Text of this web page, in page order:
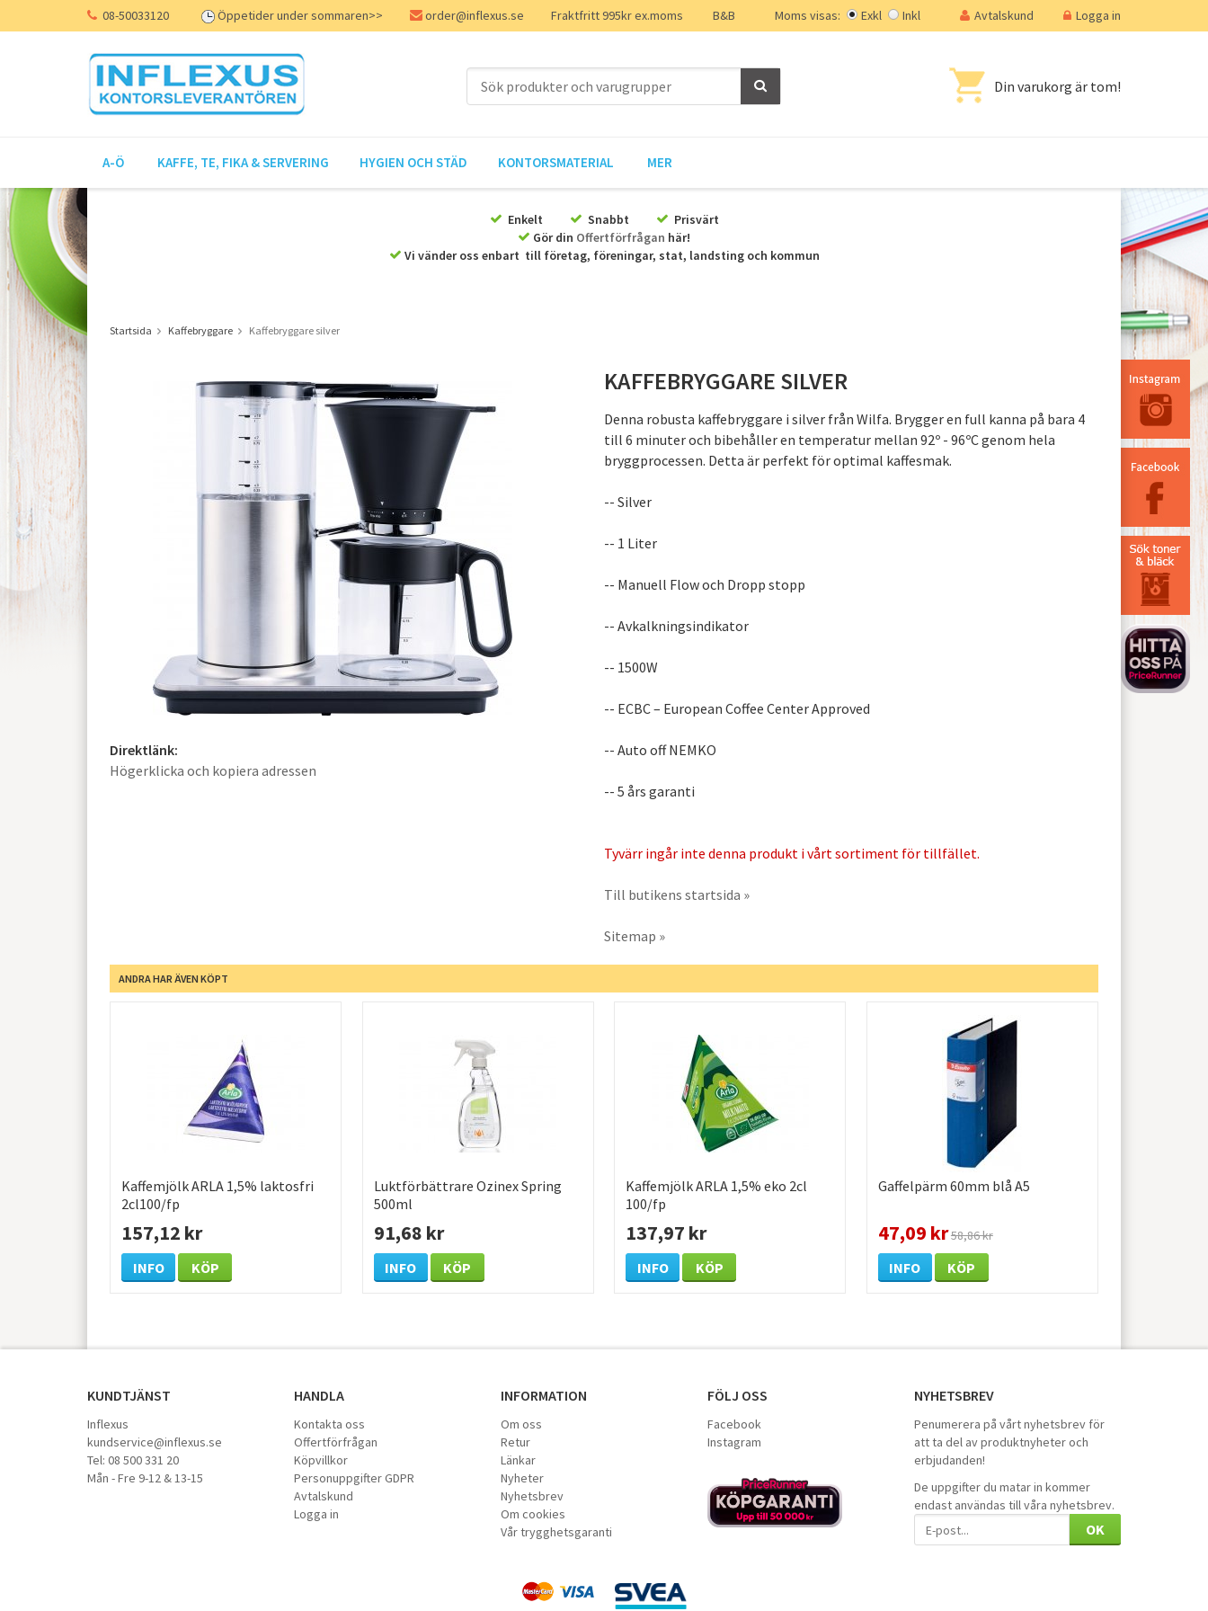
08-50033120 Öppetider under sommaren>> order@inflexus.se Fraktfritt 995kr ex.moms B&B Avtalskund Logga in
Moms visas: Exkl Inkl
Din varukorg är tom!
A-Ö KAFFE, TE, FIKA & SERVERING HYGIEN OCH STÄD KONTORSMATERIAL MER
Enkelt Snabbt
Prisvärt
Gör din Offertförfrågan här!
Vi vänder oss enbart till företag, föreningar, stat, landsting och kommun
Startsida Kaffebryggare Kaffebryggare silver
KAFFEBRYGGARE SILVER
Denna robusta kaffebryggare i silver från Wilfa. Brygger en full kanna på bara 4
till 6 minuter och bibehåller en temperatur mellan 92º - 96ºC genom hela
bryggprocessen. Detta är perfekt för optimal kaffesmak.
-- Silver
-- 1 Liter
-- Manuell Flow och Dropp stopp
-- Avkalkningsindikator
-- 1500W
-- ECBC – European Coffee Center Approved
-- Auto off NEMKO
-- 5 års garanti
Tyvärr ingår inte denna produkt i vårt sortiment för tillfället.
Till butikens startsida »
Sitemap »
Direktlänk:
Högerklicka och kopiera adressen
ANDRA HAR ÄVEN KÖPT
Kaffemjölk ARLA 1,5% laktosfri
2cl100/fp
157,12 kr
INFO KÖP
Luktförbättrare Ozinex Spring
500ml
91,68 kr
INFO KÖP
Kaffemjölk ARLA 1,5% eko 2cl
100/fp
137,97 kr
INFO KÖP
Gaffelpärm 60mm blå A5
47,09 kr58,86 kr
INFO KÖP
KUNDTJÄNST
Inflexus
kundservice@inflexus.se
Tel: 08 500 331 20
Mån - Fre 9-12 & 13-15
HANDLA
Kontakta oss
Offertförfrågan
Köpvillkor
Personuppgifter GDPR
Avtalskund
Logga in
INFORMATION
Om oss
Retur
Länkar
Nyheter
Nyhetsbrev
Om cookies
Vår trygghetsgaranti
FÖLJ OSS
Facebook
Instagram
NYHETSBREV
Penumerera på vårt nyhetsbrev för
att ta del av produktnyheter och
erbjudanden!
De uppgifter du matar in kommer
endast användas till våra nyhetsbrev.
OK